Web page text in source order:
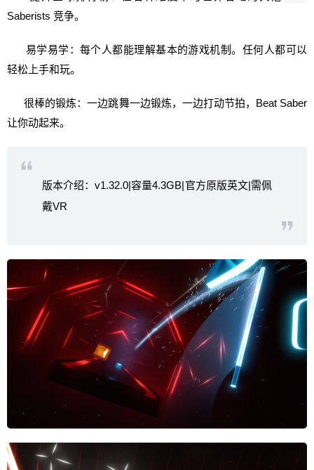
Saberists 竞争。
易学易学：每个人都能理解基本的游戏机制。任何人都可以
轻松上手和玩。
很棒的锻炼：一边跳舞一边锻炼，一边打动节拍，Beat Saber
让你动起来。
版本介绍：v1.32.0|容量4.3GB|官方原版英文|需佩
戴VR